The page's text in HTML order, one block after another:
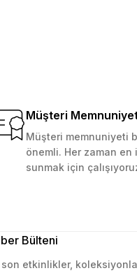
Müşteri
Müşteri memnuniyeti
önemli. Her zaman en
sunmak için
Bülteni
son etkinlikler,